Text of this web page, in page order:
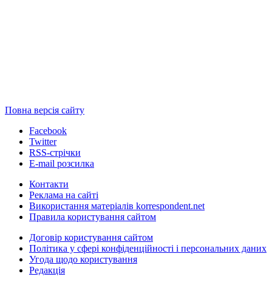
Повна версія сайту
Facebook
Twitter
RSS-стрічки
E-mail розсилка
Контакти
Реклама на сайті
Використання матеріалів korrespondent.net
Правила користування сайтом
Договір користування сайтом
Політика у сфері конфіденційності і персональних даних
Угода щодо користування
Редакція